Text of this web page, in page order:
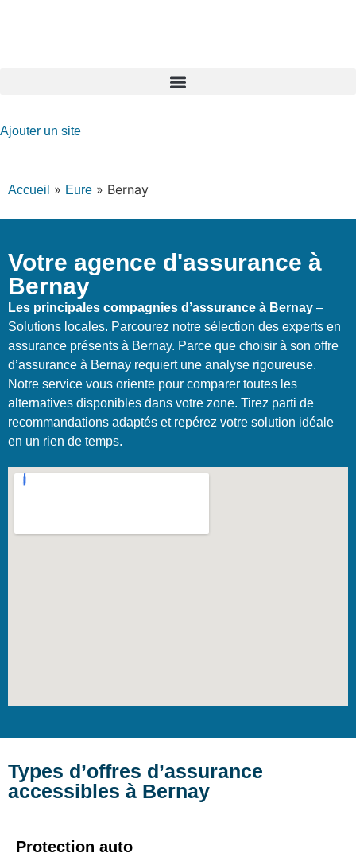
Ajouter un site
Accueil » Eure » Bernay
Votre agence d'assurance à
Bernay
Les principales compagnies d’assurance à Bernay –
Solutions locales. Parcourez notre sélection des experts en
assurance présents à Bernay. Parce que choisir à son offre
d’assurance à Bernay requiert une analyse rigoureuse.
Notre service vous oriente pour comparer toutes les
alternatives disponibles dans votre zone. Tirez parti de
recommandations adaptés et repérez votre solution idéale
en un rien de temps.
Types d’offres d’assurance
accessibles à Bernay
Protection auto